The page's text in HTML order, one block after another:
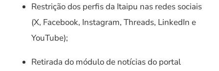
Restrição dos perfis da Itaipu nas redes sociais
(X, Facebook, Instagram, Threads, LinkedIn e
YouTube);
Retirada do módulo de notícias do portal